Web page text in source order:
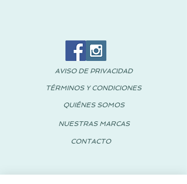
AVISO DE PRIVACIDAD
TÉRMINOS Y CONDICIONES
QUIÉNES SOMOS
NUESTRAS MARCAS
CONTACTO